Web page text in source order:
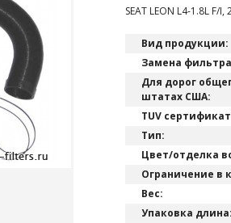
SEAT LEON L4-1.8L F/I,
Вид продукции:
Замена
Для дорог
штатах США:
TUV
Тип:
Цвет/отделка
Ограничение в
Вес:
Упаковка длина: